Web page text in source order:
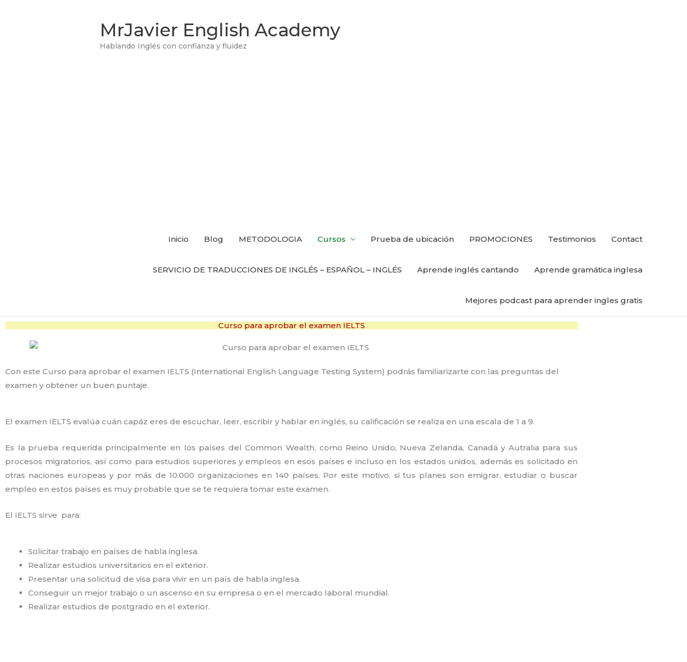
MrJavier English Academy
Hablando Inglés con confianza y fluidez
Inicio Blog METODOLOGIA Cursos Prueba de ubicación PROMOCIONES Testimonios Contact
SERVICIO DE TRADUCCIONES DE INGLÉS – ESPAÑOL – INGLÉS Aprende inglés cantando Aprende gramática inglesa
Mejores podcast para aprender ingles gratis
Curso para aprobar el examen IELTS
Con este Curso para aprobar el examen IELTS (International English Language Testing System) podrás familiarizarte con las preguntas del
examen y obtener un buen puntaje.
El examen IELTS evalúa cuán capáz eres de escuchar, leer, escribir y hablar en inglés, su calificación se realiza en una escala de 1 a 9.
Es la prueba requerida principalmente en los países del Common Wealth, como Reino Unido, Nueva Zelanda, Canadá y Autralia para sus
procesos migratorios, así como para estudios superiores y empleos en esos países e incluso en los estados unidos, además es solicitado en
otras naciones europeas y por más de 10.000 organizaciones en 140 países. Por este motivo, si tus planes son emigrar, estudiar o buscar
empleo en estos países es muy probable que se te requiera tomar este examen.
El IELTS sirve para:
Solicitar trabajo en países de habla inglesa.
Realizar estudios universitarios en el exterior.
Presentar una solicitud de visa para vivir en un país de habla inglesa.
Conseguir un mejor trabajo o un ascenso en su empresa o en el mercado laboral mundial.
Realizar estudios de postgrado en el exterior.